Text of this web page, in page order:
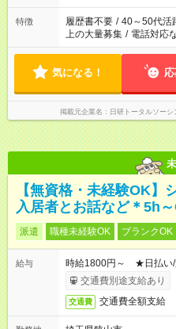
の勤務時間。 合計で週
特徴 履歴書不要 / 40～50代活
上の大量募集 / 電話対応
気になる！
掲載元企業名 日研トータルソー
【無資格・未経験OK】
入居者とお話など＊5h～
派遣 職種未経験OK ブランクOK
給与
時給1800円～ ★日払い/
交通費別途支給あり
交通費 交通費全額支給